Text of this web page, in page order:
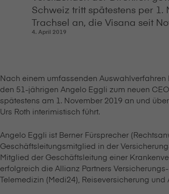
Schweiz tritt spätestens per
Trachsel an, die V⁠i⁠s⁠a⁠n⁠a seit
4. April 2019
Nach einem umfassenden
den 51-jährigen Angelo Eggli zum neuen
spätestens am 1. November 2019 an und
Urs Roth interimistisch führt.
Angelo Eggli ist Berner Fürsprecher
Geschäftsleitungsmitglied in der
Mitglied der Geschäftsleitung einer
erfolgreich die Allianz Partners
Telemedizin (Medi24), Reiseversicherung